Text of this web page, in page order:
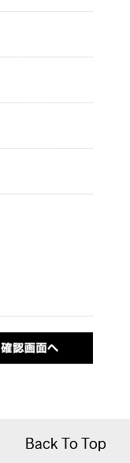
Back To Top
Back To Top